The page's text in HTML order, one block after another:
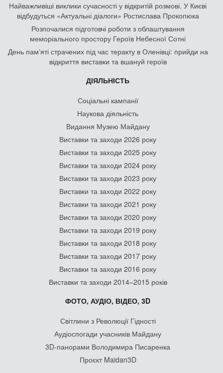
Найважливіші виклики сучасності у відкритій розмові. У Києві
відбудуться «Актуальні діалоги» Ростислава Прокопюка
Розпочалися підготовчі роботи з облаштування
меморіального простору Героїв Небесної Сотні
День памʼяті страчених під час теракту в Оленівці: прийди на
відкриття виставки та вшануй героїв
ДІЯЛЬНІСТЬ
Соціальні кампанії
Наукова діяльність
Видання Музею Майдану
Виставки та заходи 2026 року
Виставки та заходи 2025 року
Виставки та заходи 2024 року
Виставки та заходи 2023 року
Виставки та заходи 2022 року
Виставки та заходи 2021 року
Виставки та заходи 2020 року
Виставки та заходи 2019 року
Виставки та заходи 2018 року
Виставки та заходи 2017 року
Виставки та заходи 2016 року
Виставки та заходи 2014–2015 років
ФОТО, АУДІО, ВІДЕО, 3D
Світлини з Революції Гідності
Аудіоспогади учасників Майдану
3D-панорами Володимира Писаренка
Проєкт Maidan3D